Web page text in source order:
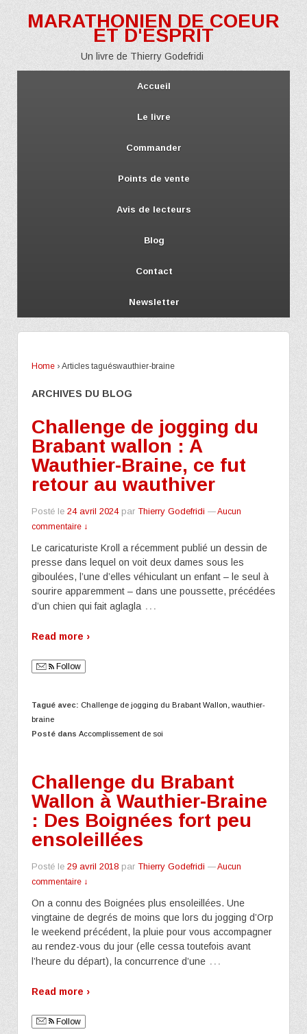
MARATHONIEN DE COEUR
ET D'ESPRIT
Un livre de Thierry Godefridi
Accueil
Le livre
Commander
Points de vente
Avis de lecteurs
Blog
Contact
Newsletter
Home › Articles taguéswauthier-braine
ARCHIVES DU BLOG
Challenge de jogging du
Brabant wallon : A
Wauthier-Braine, ce fut
retour au wauthiver
Posté le 24 avril 2024par Thierry Godefridi —Aucun
commentaire ↓
Le caricaturiste Kroll a récemment publié un dessin de
presse dans lequel on voit deux dames sous les
giboulées, l’une d’elles véhiculant un enfant – le seul à
sourire apparemment – dans une poussette, précédées
d’un chien qui fait aglagla …
Read more ›
Follow
Tagué avec: Challenge de jogging du Brabant Wallon wauthier-
braine
Posté dans Accomplissement de soi
Challenge du Brabant
Wallon à Wauthier-Braine
: Des Boignées fort peu
ensoleillées
Posté le 29 avril 2018 par Thierry Godefridi —Aucun
commentaire ↓
On a connu des Boignées plus ensoleillées. Une
vingtaine de degrés de moins que lors du jogging d’Orp
le weekend précédent, la pluie pour vous accompagner
au rendez-vous du jour (elle cessa toutefois avant
l’heure du départ), la concurrence d’une …
Read more ›
Follow